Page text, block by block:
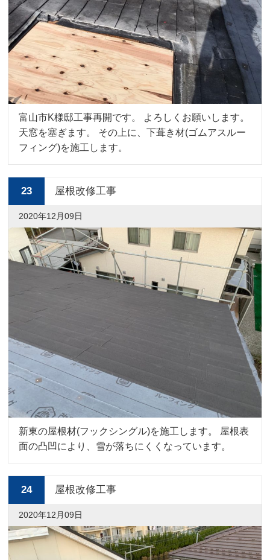
富山市K様邸工事再開です。 よろしくお願いします。
天窓を塞ぎます。 その上に、下葺き材(ゴムアスルー
フィング)を施工します。
23 屋根改修工事
2020年12月09日
新東の屋根材(フックシングル)を施工します。 屋根表
面の凸凹により、雪が落ちにくくなっています。
24 屋根改修工事
2020年12月09日